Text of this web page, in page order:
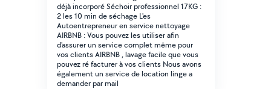
déjà incorporé Séchoir professionnel 17KG :
2 les 10 min de séchage L'es
Autoentrepreneur en service nettoyage
AIRBNB : Vous pouvez les utiliser afin
d'assurer un service complet même pour
vos clients AIRBNB , lavage facile que vous
pouvez ré facturer à vos clients Nous avons
également un service de location linge a
demander par mail